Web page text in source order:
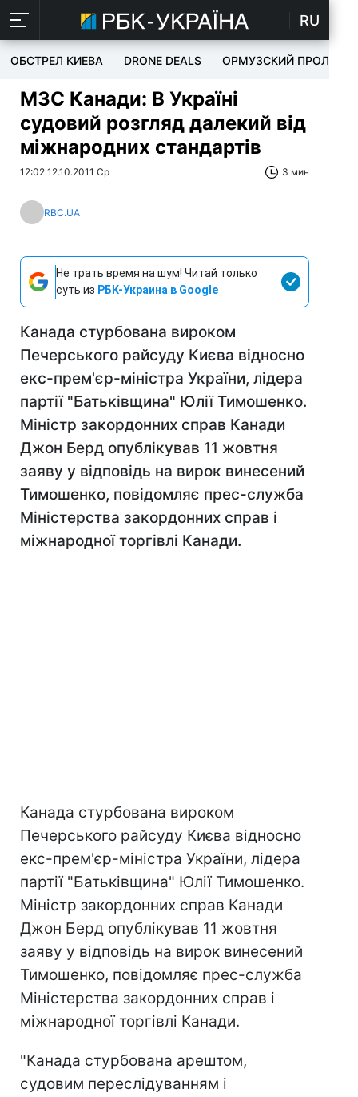
RU
ОБСТРЕЛ КИЕВА DRONE DEALS ОРМУЗСКИЙ ПРОЛИВ
МЗС Канади: В Україні
судовий розгляд далекий від
міжнародних стандартів
12:02 12.10.2011 Ср 3 мин
RBC.UA
Не трать время на шум! Читай только
суть из РБК-Украина в Google
Канада стурбована вироком
Печерського райсуду Києва відносно
екс-прем'єр-міністра України, лідера
партії "Батьківщина" Юлії Тимошенко.
Міністр закордонних справ Канади
Джон Берд опублікував 11 жовтня
заяву у відповідь на вирок винесений
Тимошенко, повідомляє прес-служба
Міністерства закордонних справ і
міжнародної торгівлі Канади.
Канада стурбована вироком
Печерського райсуду Києва відносно
екс-прем'єр-міністра України, лідера
партії "Батьківщина" Юлії Тимошенко.
Міністр закордонних справ Канади
Джон Берд опублікував 11 жовтня
заяву у відповідь на вирок винесений
Тимошенко, повідомляє прес-служба
Міністерства закордонних справ і
міжнародної торгівлі Канади.
"Канада стурбована арештом,
судовим переслідуванням і